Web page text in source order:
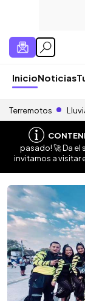
InicioNoticias
Terremotos
pasado! 🚀 Da el
invitamos a visitar